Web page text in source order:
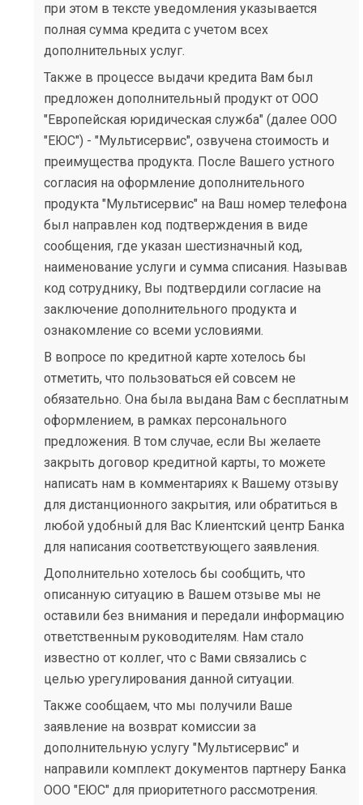
при этом в тексте уведомления указывается
полная сумма кредита с учетом всех
дополнительных услуг.
Также в процессе выдачи кредита Вам был
предложен дополнительный продукт от ООО
"Европейская юридическая служба" (далее ООО
"ЕЮС") - "Мультисервис", озвучена стоимость и
преимущества продукта. После Вашего устного
согласия на оформление дополнительного
продукта "Мультисервис" на Ваш номер телефона
был направлен код подтверждения в виде
сообщения, где указан шестизначный код,
наименование услуги и сумма списания. Называв
код сотруднику, Вы подтвердили согласие на
заключение дополнительного продукта и
ознакомление со всеми условиями.
В вопросе по кредитной карте хотелось бы
отметить, что пользоваться ей совсем не
обязательно. Она была выдана Вам с бесплатным
оформлением, в рамках персонального
предложения. В том случае, если Вы желаете
закрыть договор кредитной карты, то можете
написать нам в комментариях к Вашему отзыву
для дистанционного закрытия, или обратиться в
любой удобный для Вас Клиентский центр Банка
для написания соответствующего заявления.
Дополнительно хотелось бы сообщить, что
описанную ситуацию в Вашем отзыве мы не
оставили без внимания и передали информацию
ответственным руководителям. Нам стало
известно от коллег, что с Вами связались с
целью урегулирования данной ситуации.
Также сообщаем, что мы получили Ваше
заявление на возврат комиссии за
дополнительную услугу "Мультисервис" и
направили комплект документов партнеру Банка
ООО "ЕЮС" для приоритетного рассмотрения.